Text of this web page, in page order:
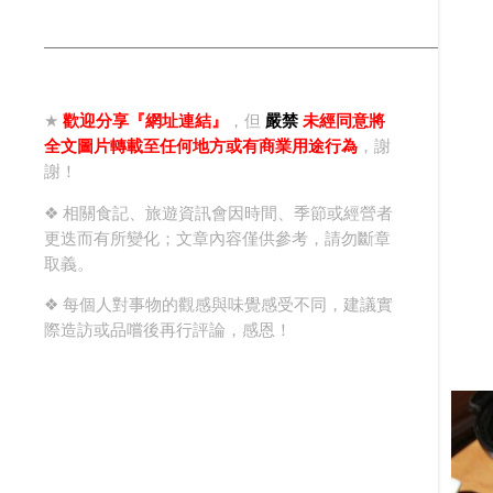
★ 歡迎分享『網址連結』 ，但 嚴禁 未經同意將
全文圖片轉載至任何地方或有商業用途行為 ，謝
謝！
❖ 相關食記、旅遊資訊會因時間、季節或經營者
更迭而有所變化；文章內容僅供參考，請勿斷章
取義。
❖ 每個人對事物的觀感與味覺感受不同，建議實
際造訪或品嚐後再行評論，感恩！